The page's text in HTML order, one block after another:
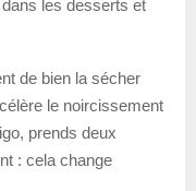
les desserts et
de bien la sécher
le noircissement
prends deux
: cela change